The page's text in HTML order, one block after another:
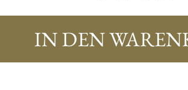
IN DEN